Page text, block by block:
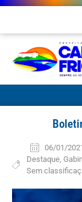
06/01/
Destaque,
Sem